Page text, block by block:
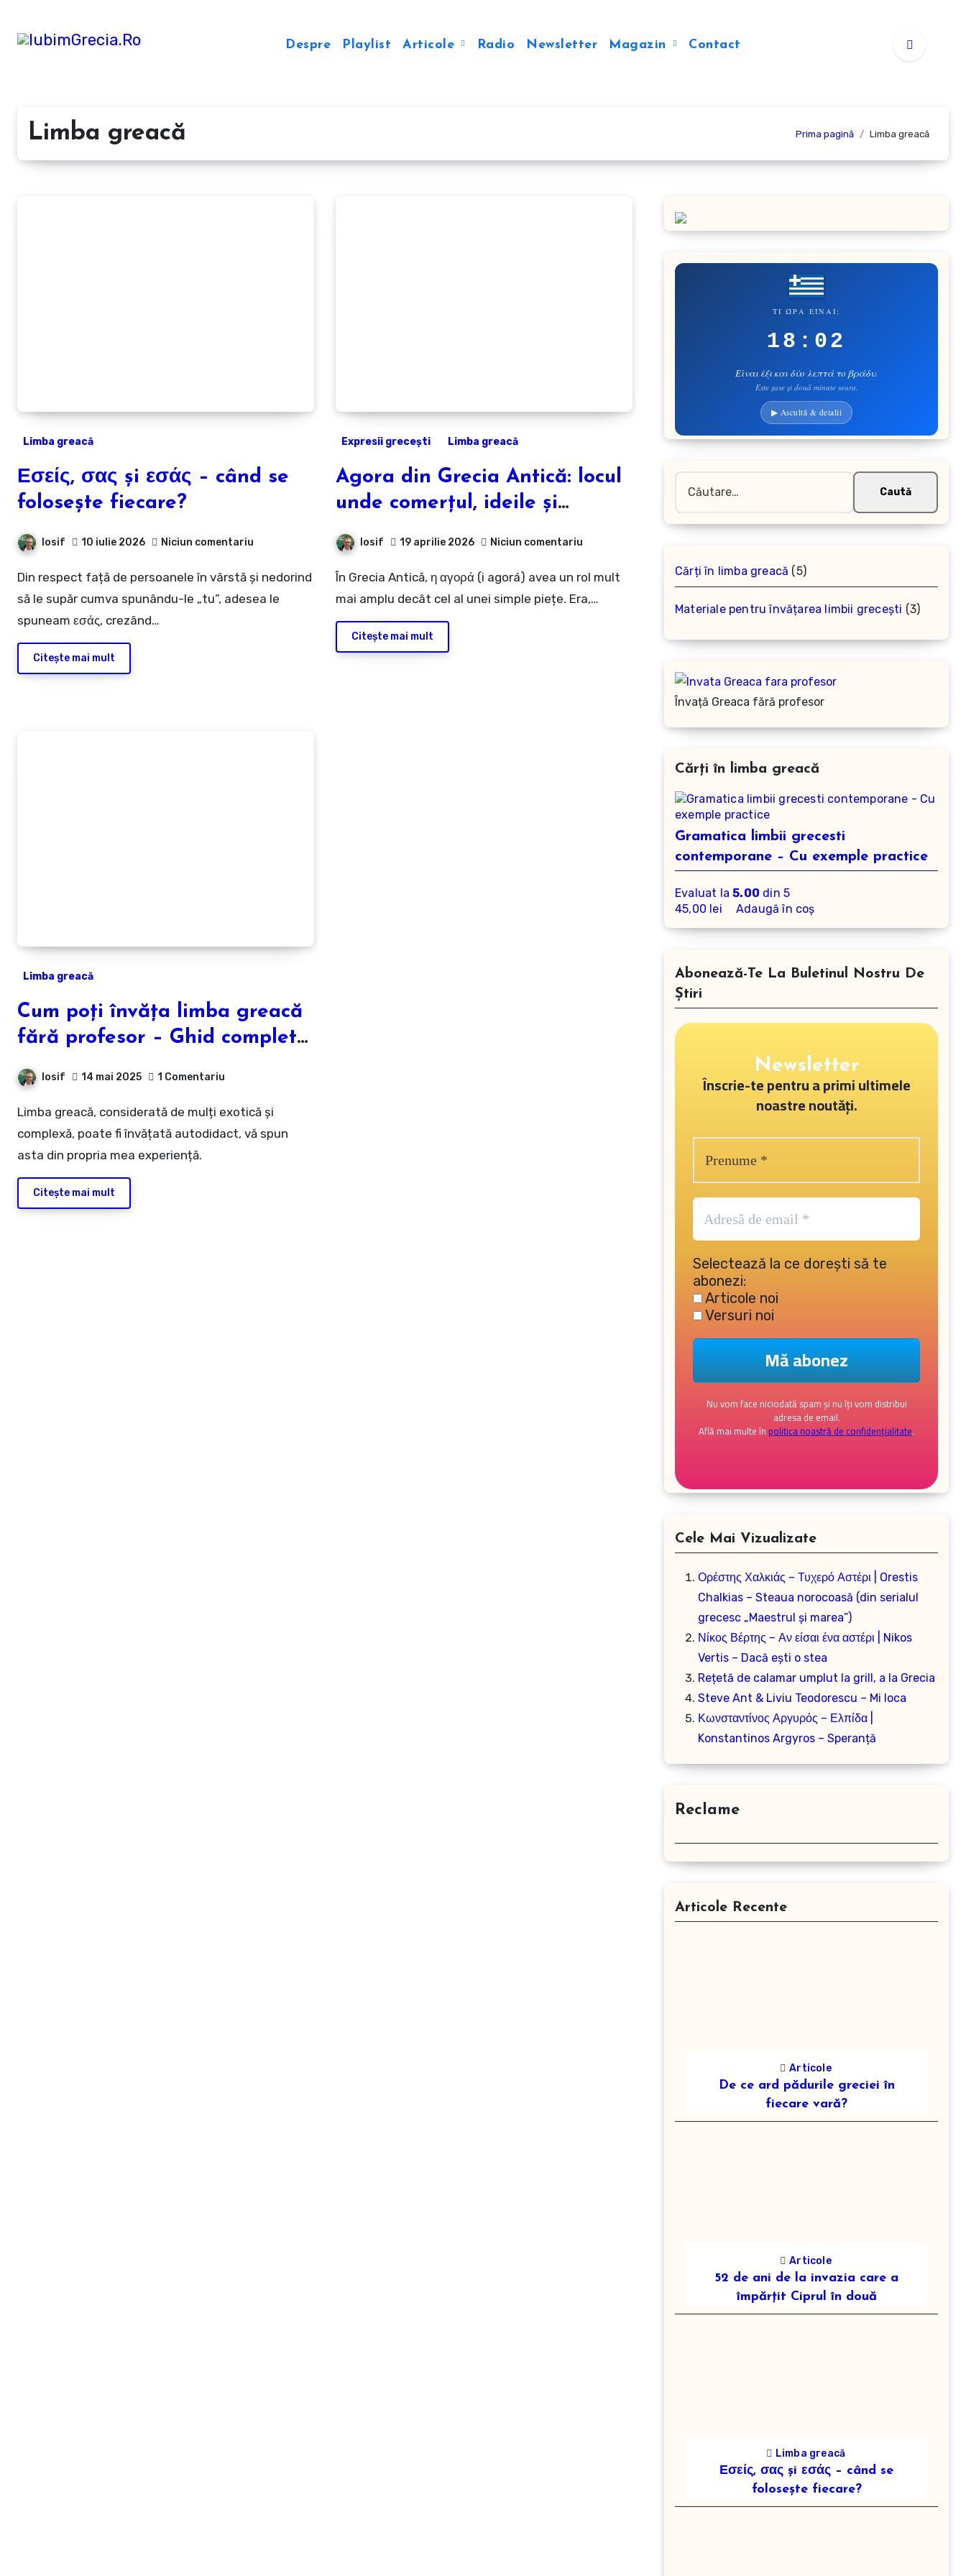
conținut
Despre Playlist Articole Radio Newsletter Magazin Contact
Limba greacă Prima pagină Limba greacă
Limba greacă
Εσείς, σας și εσάς – când se
folosește fiecare?
Iosif 10 iulie 2026 Niciun comentariu
Din respect față de persoanele în vârstă și nedorind
să le supăr cumva spunându-le „tu”, adesea le
spuneam εσάς, crezând…
Citește mai mult
Expresii grecești Limba greacă
Agora din Grecia Antică: locul
unde comerțul, ideile și
limbajul se întâlneau
Iosif 19 aprilie 2026 Niciun comentariu
În Grecia Antică, η αγορά (i agorá) avea un rol mult
mai amplu decât cel al unei simple piețe. Era,…
Citește mai mult
Limba greacă
Cum poți învăța limba greacă
fără profesor – Ghid complet
pentru autodidacți
Iosif 14 mai 2025 1 Comentariu
Limba greacă, considerată de mulți exotică și
complexă, poate fi învățată autodidact, vă spun
asta din propria mea experiență.
Citește mai mult
ΤΙ ΏΡΑ ΕΊΝΑΙ;
18:02
Είναι έξι και δύο λεπτά το βράδυ.
Este șase și două minute seara.
▶ Ascultă & detalii
după:
Cărți în limba greacă 55
produse
Materiale pentru învățarea limbii grecești
33
Învață Greaca fără profesor
Cărți în limba greacă
Gramatica limbii grecesti
contemporane – Cu exemple practice
Evaluat la5.00 din 5
45,00 lei Adaugă în coș
Abonează-Te La Buletinul Nostru De
Știri
Newsletter
Înscrie-te pentru a primi ultimele
noastre noutăți.
Selectează la ce dorești să te
abonezi:
Articole noi
Versuri noi
Nu vom face niciodată spam și nu îți vom distribui
adresa de email.
Află mai multe înpolitica noastră de confidențialitate.
Cele Mai Vizualizate
Ορέστης Χαλκιάς – Τυχερό Αστέρι | Orestis
Chalkias – Steaua norocoasă (din serialul
grecesc „Maestrul și marea”)
Νίκος Βέρτης – Αν είσαι ένα αστέρι | Nikos
Vertis – Dacă ești o stea
Rețetă de calamar umplut la grill, a la Grecia
Steve Ant & Liviu Teodorescu – Mi loca
Κωνσταντίνος Αργυρός – Ελπίδα |
Konstantinos Argyros – Speranță
Reclame
Articole Recente
Articole
De ce ard pădurile greciei în
fiecare vară?
Articole
52 de ani de la invazia care a
împărțit Ciprul în două
Limba greacă
Εσείς, σας și εσάς – când se
folosește fiecare?